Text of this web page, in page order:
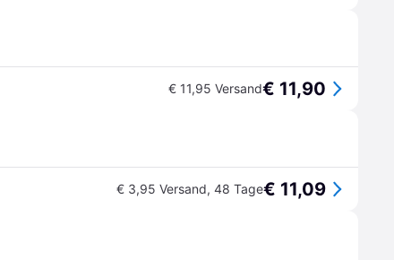
€ 11,95 Versand€ 11,90
€ 3,95 Versand, 48 Tage€ 11,09